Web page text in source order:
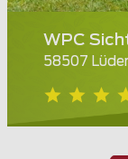
WPC
58507